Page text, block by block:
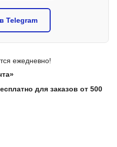
Telegram
ежедневно!
для заказов от 500